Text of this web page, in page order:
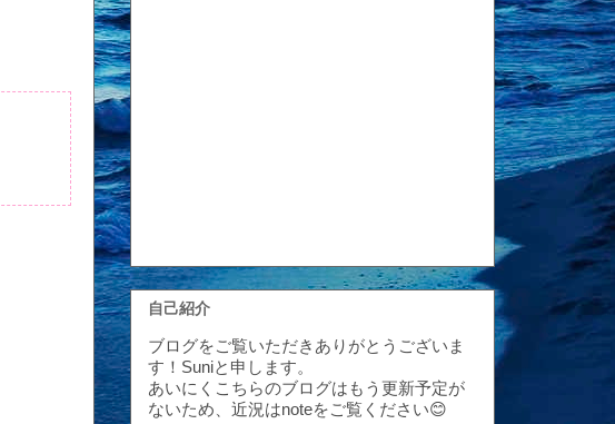
自己紹介
ブログをご覧いただきありがとうございま
す！Suniと申します。
あいにくこちらのブログはもう更新予定が
ないため、近況はnoteをご覧ください😊